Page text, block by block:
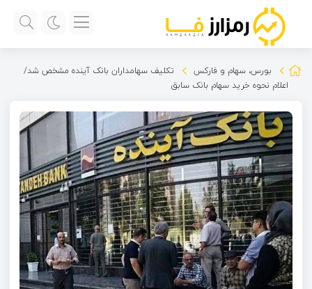
بورس، سهام و فارکس
تکلیف سهامداران بانک آینده مشخص شد/
اعلام نحوه خرید سهام بانک سابق